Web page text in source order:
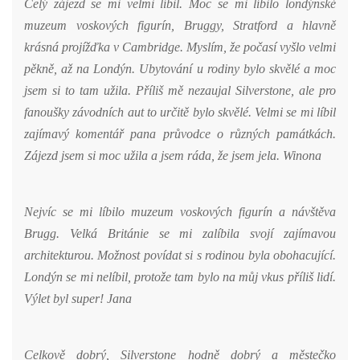
Celý zájezd se mi velmi líbil. Moc se mi líbilo londýnské
muzeum voskových figurín, Bruggy, Stratford a hlavně
krásná projížďka v Cambridge. Myslím, že počasí vyšlo velmi
pěkně, až na Londýn. Ubytování u rodiny bylo skvělé a moc
jsem si to tam užila. Příliš mě nezaujal Silverstone, ale pro
fanoušky závodních aut to určitě bylo skvělé. Velmi se mi líbil
zajímavý komentář pana průvodce o různých památkách.
Zájezd jsem si moc užila a jsem ráda, že jsem jela. Winona
Nejvíc se mi líbilo muzeum voskových figurín a návštěva
Brugg. Velká Británie se mi zalíbila svojí zajímavou
architekturou. Možnost povídat si s rodinou byla obohacující.
Londýn se mi nelíbil, protože tam bylo na můj vkus příliš lidí.
Výlet byl super! Jana
Celkově dobrý, Silverstone hodně dobrý a městečko